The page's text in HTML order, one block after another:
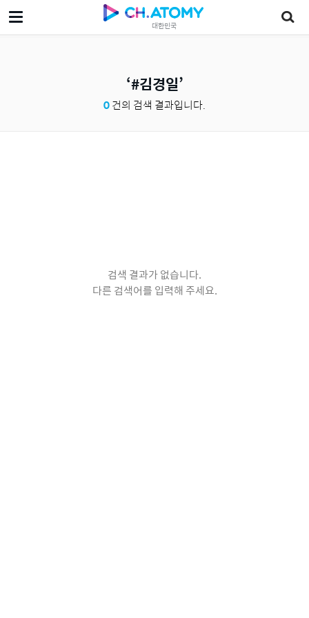
대한민국
#김경일
0건의 검색 결과입니다.
검색 결과가 없습니다.
다른 검색어를 입력해 주세요.